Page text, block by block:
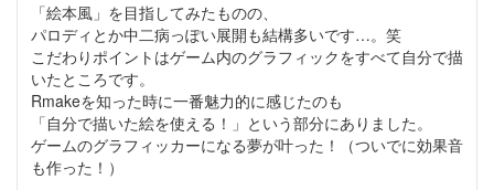
「絵本風」を目指してみたものの、
パロディとか中二病っぽい展開も結構多いです…。笑
こだわりポイントはゲーム内のグラフィックをすべて自分で描
いたところです。
Rmakeを知った時に一番魅力的に感じたのも
「自分で描いた絵を使える！」という部分にありました。
ゲームのグラフィッカーになる夢が叶った！（ついでに効果音
も作った！）